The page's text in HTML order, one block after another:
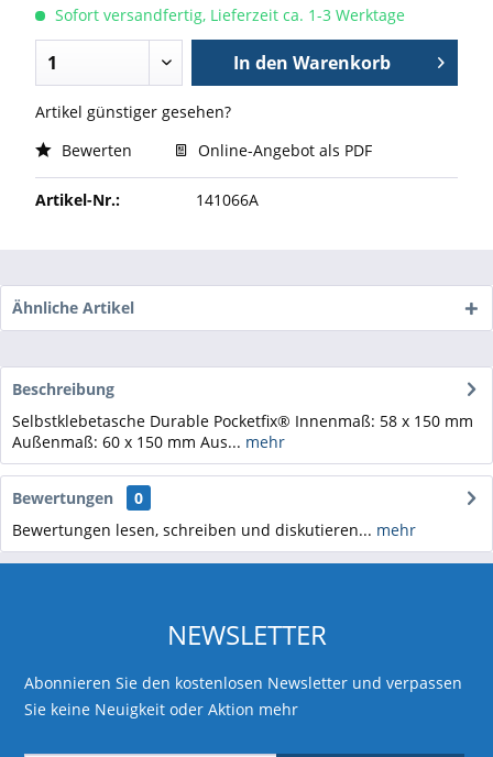
Sofort versandfertig, Lieferzeit ca. 1-3 Werktage
In den Warenkorb
Artikel günstiger gesehen?
Bewerten
Online-Angebot als PDF
Artikel-Nr.: 141066A
Ähnliche Artikel
Beschreibung
Selbstklebetasche Durable Pocketfix® Innenmaß: 58 x 150 mm
Außenmaß: 60 x 150 mm Aus... mehr
Bewertungen
0
Bewertungen lesen, schreiben und diskutieren... mehr
NEWSLETTER
Abonnieren Sie den kostenlosen Newsletter und verpassen
Sie keine Neuigkeit oder Aktion mehr